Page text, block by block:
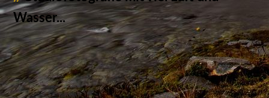
Wasser...